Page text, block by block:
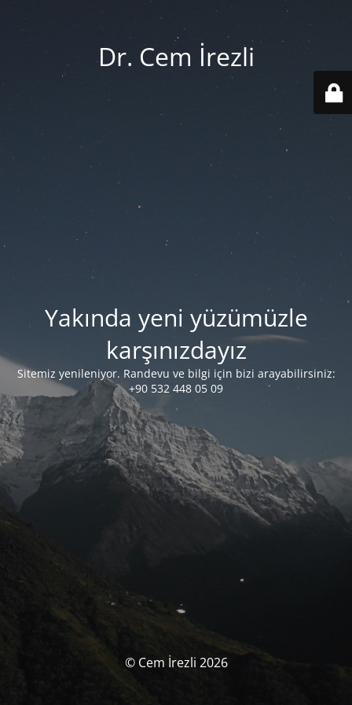
Dr. Cem İrezli
Yakında yeni yüzümüzle
karşınızdayız
Sitemiz yenileniyor. Randevu ve bilgi için bizi arayabilirsiniz:
+90 532 448 05 09
© Cem İrezli 2026